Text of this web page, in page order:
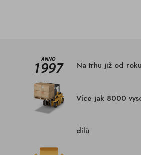
Na trhu již od
Více jak 8000
dílů